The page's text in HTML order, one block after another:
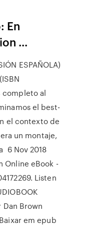
En
...
ESPAÑOLA)
completo al
el best-
el contexto de
un montaje,
6 Nov 2018
Online eBook -
Listen
Brown
em epub